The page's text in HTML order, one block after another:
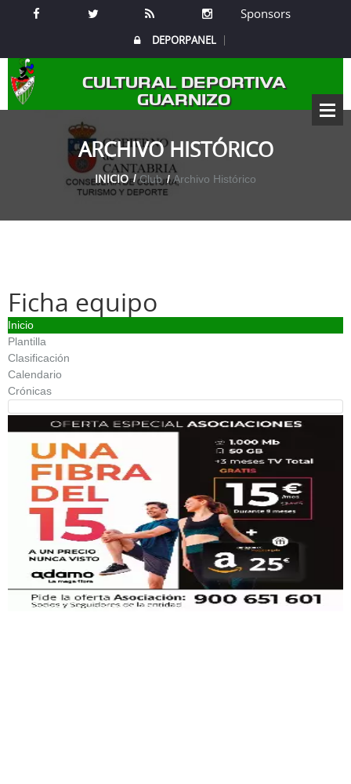
Sponsors
DEPORPANEL
CULTURAL DEPORTIVA
GUARNIZO
ARCHIVO HISTÓRICO
INICIO Club Archivo Histórico
Ficha equipo
Inicio
Plantilla
Clasificación
Calendario
Crónicas